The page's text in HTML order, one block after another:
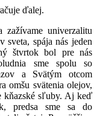
ďalej.
univerzalitu
spája nás jeden
štvrtok bol pre nás
sme spolu so
a Svätým otcom
omšu svätenia olejov,
kňazské sľuby. Aj keď
predsa sme sa do